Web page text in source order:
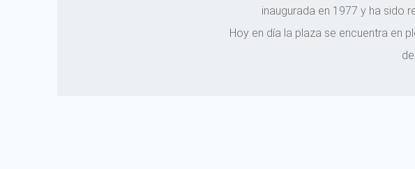
inaugurada en 1977 y ha sido
Hoy en día la plaza se encuentra en